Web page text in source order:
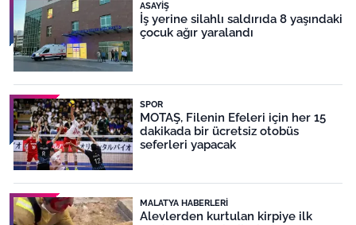
ASAYIŞ
İş yerine silahlı saldırıda 8 yaşındaki
çocuk ağır yaralandı
SPOR
MOTAŞ, Filenin Efeleri için her 15
dakikada bir ücretsiz otobüs
seferleri yapacak
MALATYA HABERLERI
Alevlerden kurtulan kirpiye ilk